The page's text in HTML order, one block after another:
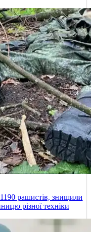
рашистів, знищили
різної техніки